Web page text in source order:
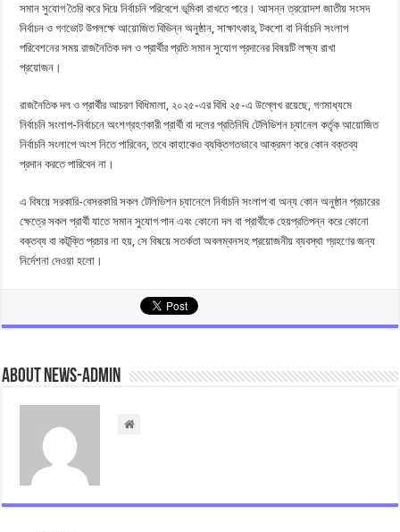
সমান সুযোগ তৈরি করে দিয়ে নির্বাচনি পরিবেশে ভূমিকা রাখতে পারে। আসন্ন ত্রয়োদশ জাতীয় সংসদ
নির্বাচন ও গণভোট উপলক্ষে আয়োজিত বিভিন্ন অনুষ্ঠান, সাক্ষাৎকার, টকশো বা নির্বাচনি সংলাপ
পরিবেশনের সময় রাজনৈতিক দল ও প্রার্থীর প্রতি সমান সুযোগ প্রদানের বিষয়টি লক্ষ্য রাখা
প্রয়োজন।
রাজনৈতিক দল ও প্রার্থীর আচরণ বিধিমালা, ২০২৫-এর বিধি ২৫-এ উল্লেখ রয়েছে, গণমাধ্যমে
নির্বাচনি সংলাপ-নির্বাচনে অংশগ্রহণকারী প্রার্থী বা দলের প্রতিনিধি টেলিভিশন চ্যানেল কর্তৃক আয়োজিত
নির্বাচনি সংলাপে অংশ নিতে পারিবেন, তবে কাহাকেও ব্যক্তিগতভাবে আক্রমণ করে কোন বক্তব্য
প্রদান করতে পারিবেন না।
এ বিষয়ে সরকারি-বেসরকারি সকল টেলিভিশন চ্যানেলে নির্বাচনি সংলাপ বা অন্য কোন অনুষ্ঠান প্রচারের
ক্ষেত্রে সকল প্রার্থী যাতে সমান সুযোগ পান এবং কোনো দল বা প্রার্থীকে হেয়প্রতিপন্ন করে কোনো
বক্তব্য বা কটূক্তি প্রচার না হয়, সে বিষয়ে সতর্কতা অবলম্বনসহ প্রয়োজনীয় ব্যবস্থা গ্রহণের জন্য
নির্দেশনা দেওয়া হলো।
About news-admin